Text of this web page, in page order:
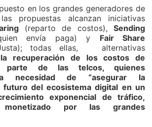
en los grandes generadores de
propuestas alcanzan iniciativas
(reparto de costos),Sending
envía paga) y Fair Share
todas ellas, alternativas
recuperación de los costos de
parte de las telcos, quienes
necesidad de “asegurar la
futuro del ecosistema digital en un
exponencial de tráfico,
por las grandes